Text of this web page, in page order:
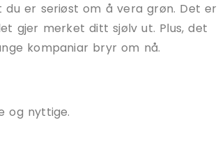
er seriøst om å vera grøn. Det er
gjer merket ditt sjølv ut. Plus, det
kompaniar bryr om nå.
og nyttige.